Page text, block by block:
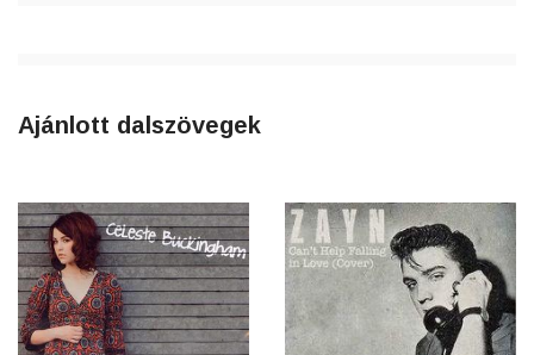
Ajánlott dalszövegek